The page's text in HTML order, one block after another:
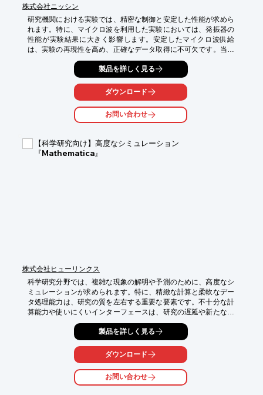
株式会社ニッシン
研究機関における実験では、精密な制御と安定した性能が求めら
れます。特に、マイクロ波を利用した実験においては、発振器の
性能が実験結果に大きく影響します。安定したマイクロ波供給
は、実験の再現性を高め、正確なデータ取得に不可欠です。当社
の1.7kWマイクロ波発振器『HPS-17A-SP/TP』は、コンパクトな
がらも高い性能を発揮し、実験の効率化に貢献します。
【活用シーン】
・材料科学実験
・化学反応実験
・食品加工実験
・実験の再現性向上
・データ取得の精度向上
製品を詳しく見る
ダウンロード
お問い合わせ
【科学研究向け】高度なシミュレーション
『Mathematica』
株式会社ヒューリンクス
科学研究分野では、複雑な現象の解明や予測のために、高度なシ
ミュレーションが求められます。特に、精緻な計算と柔軟なデー
タ処理能力は、研究の質を左右する重要な要素です。不十分な計
算能力や使いにくいインターフェースは、研究の遅延や新たな発
見の機会損失につながる可能性があります。『Mathematica』
は、数えきれないほどの関数を内蔵し、科学研究におけるシミュ
レーションのアイデアを具現化するための強力なツールとして、
研究開発のパートナーとなり、驚きと発見を提供します。
【活用シーン】
・複雑な物理現象のシミュレーション
製品を詳しく見る
ダウンロード
お問い合わせ